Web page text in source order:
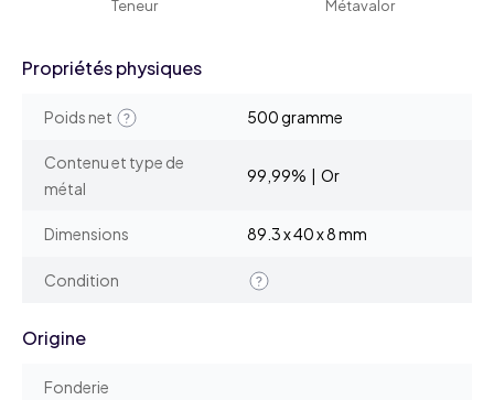
Teneur Métavalor
Propriétés physiques
Poids net 500 gramme
Contenu et type de
métal
99,99% | Or
Dimensions 89.3 x 40 x 8 mm
Condition
Origine
Fonderie